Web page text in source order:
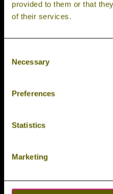
provided to them or that
of their services.
Selection
Necessary
Preferences
Statistics
Marketing
Indoor